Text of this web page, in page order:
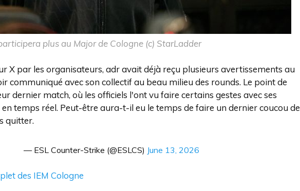
plus au Major de Cologne (c) StarLadder
X par les organisateurs, adr avait déjà reçu plusieurs avertissements au
communiqué avec son collectif au beau milieu des rounds. Le point de
dernier match, où les officiels l'ont vu faire certains gestes avec ses
temps réel. Peut-être aura-t-il eu le temps de faire un dernier coucou de
quitter.
— ESL Counter-Strike (@ESLCS) June 13, 2026
des IEM Cologne